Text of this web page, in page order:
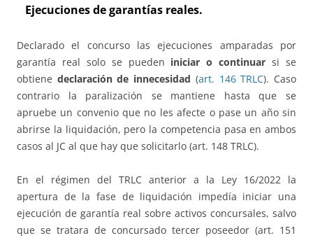
Ejecuciones de garantías reales.
Declarado el concurso las ejecuciones amparadas por
garantía real solo se pueden iniciar o continuar si se
obtiene declaración de innecesidad (art. 146 TRLC). Caso
contrario la paralización se mantiene hasta que se
apruebe un convenio que no les afecte o pase un año sin
abrirse la liquidación, pero la competencia pasa en ambos
casos al JC al que hay que solicitarlo (art. 148 TRLC).
En el régimen del TRLC anterior a la Ley 16/2022 la
apertura de la fase de liquidación impedía iniciar una
ejecución de garantía real sobre activos concursales, salvo
que se tratara de concursado tercer poseedor (art. 151